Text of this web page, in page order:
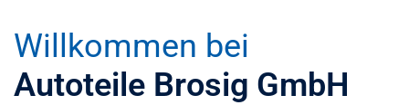
Willkommen bei
Autoteile Brosig GmbH